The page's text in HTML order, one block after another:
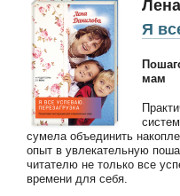
Я
мам
сумела объединить
опыт в увлекательную
читателю не только все
времени для себя.